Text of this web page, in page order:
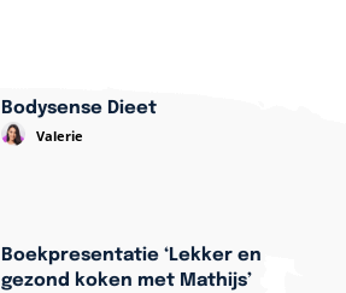
Bodysense Dieet
Valerie
Boekpresentatie ‘Lekker en
gezond koken met Mathijs’